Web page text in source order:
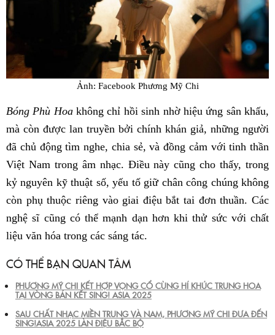
Ảnh: Facebook Phương Mỹ Chi
Bóng Phù Hoakhông chỉ hồi sinh nhờ hiệu ứng sân khấu,
mà còn được lan truyền bởi chính khán giả, những người
đã chủ động tìm nghe, chia sẻ, và đồng cảm với tinh thần
Việt Nam trong âm nhạc. Điều này cũng cho thấy, trong
kỷ nguyên kỹ thuật số, yếu tố giữ chân công chúng không
còn phụ thuộc riêng vào giai điệu bắt tai đơn thuần. Các
nghệ sĩ cũng có thể mạnh dạn hơn khi thử sức với chất
liệu văn hóa trong các sáng tác.
CÓ THỂ BẠN QUAN TÂM
PHƯƠNG MỸ CHI KẾT HỢP VỌNG CỔ CÙNG HÍ KHÚC TRUNG HOA
TẠI VÒNG BÁN KẾT SING! ASIA 2025
SAU CHẤT NHẠC MIỀN TRUNG VÀ NAM, PHƯƠNG MỸ CHI ĐƯA ĐẾN
SING!ASIA 2025 LÀN ĐIỆU BẮC BỘ